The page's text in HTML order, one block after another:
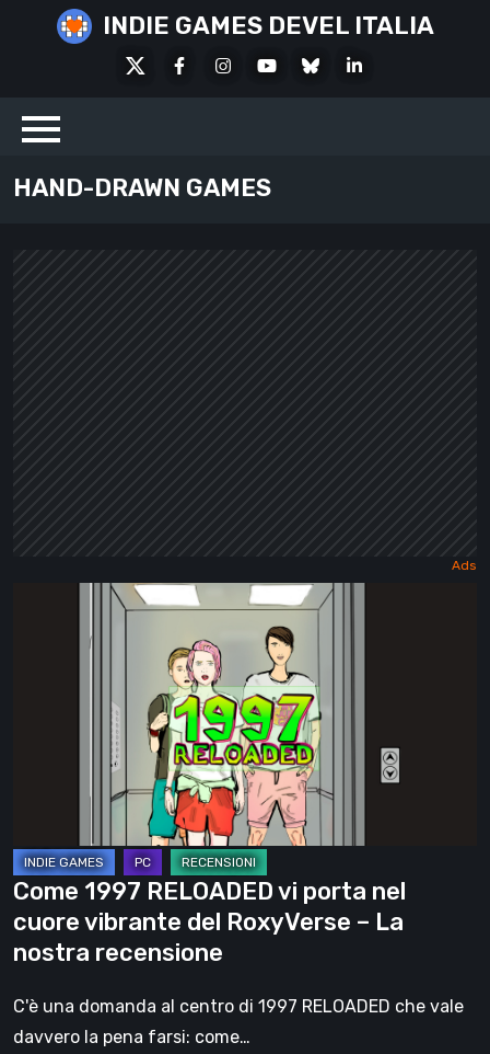
INDIE GAMES DEVEL ITALIA
FacebookInstagramYoutubeBlueskyLinkedIn
HAND-DRAWN GAMES
RoxyVerse
–
La
nostra
recensione
Come 1997 RELOADED vi porta nel
cuore vibrante del RoxyVerse – La
nostra recensione
C'è una domanda al centro di 1997 RELOADED che vale
davvero la pena farsi: come…